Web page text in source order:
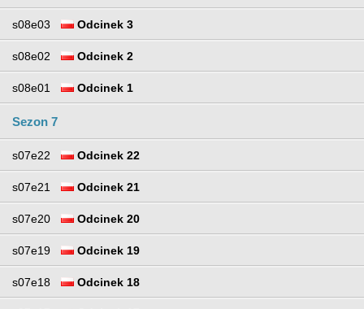
s08e03 Odcinek 3
s08e02 Odcinek 2
s08e01 Odcinek 1
Sezon 7
s07e22 Odcinek 22
s07e21 Odcinek 21
s07e20 Odcinek 20
s07e19 Odcinek 19
s07e18 Odcinek 18